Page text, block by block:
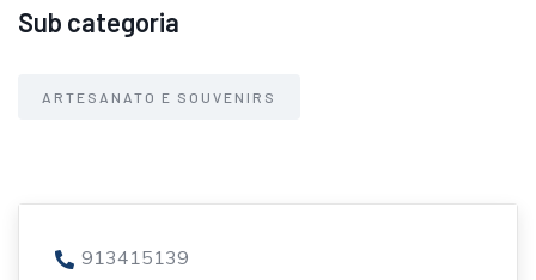
Sub categoria
ARTESANATO E SOUVENIRS
913415139